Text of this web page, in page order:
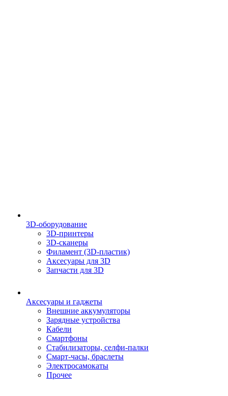
3D-оборудование
3D-принтеры
3D-сканеры
Филамент (3D-пластик)
Аксесуары для 3D
Запчасти для 3D
Аксесуары и гаджеты
Внешние аккумуляторы
Зарядные устройства
Кабели
Смартфоны
Стабилизаторы, селфи-палки
Смарт-часы, браслеты
Электросамокаты
Прочее